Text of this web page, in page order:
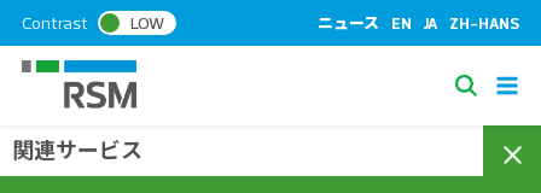
k
Contrast LOW ニュース EN JA ZH-HANS
S
ホーム/コラム
Barracuda Microsoft 365向けクラウドバックアップ
関連サービス